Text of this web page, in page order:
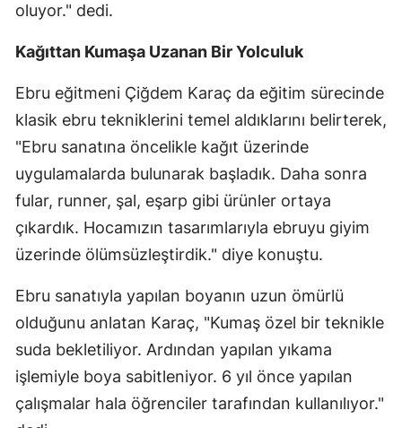
Isparta
İstanbul
İzmir
Kastamonu
Kayseri
Kırklareli
Kocaeli
Konya
oluyor." dedi.
Kağıttan Kumaşa Uzanan Bir Yolculuk
Ebru eğitmeni Çiğdem Karaç da eğitim sürecinde
klasik ebru tekniklerini temel aldıklarını belirterek,
"Ebru sanatına öncelikle kağıt üzerinde
uygulamalarda bulunarak başladık. Daha sonra
fular, runner, şal, eşarp gibi ürünler ortaya
çıkardık. Hocamızın tasarımlarıyla ebruyu giyim
üzerinde ölümsüzleştirdik." diye konuştu.
Ebru sanatıyla yapılan boyanın uzun ömürlü
olduğunu anlatan Karaç, "Kumaş özel bir teknikle
suda bekletiliyor. Ardından yapılan yıkama
işlemiyle boya sabitleniyor. 6 yıl önce yapılan
çalışmalar hala öğrenciler tarafından kullanılıyor."